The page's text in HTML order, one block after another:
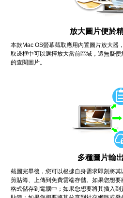
放大圖片便於
本款Mac OS螢幕截取應用內置圖片放大器
取邊框中可以選擇放大當前區域，這無疑
的查閱圖片。
多種圖片輸
截圖完畢後，您可以根據自身需求即刻將
剪貼簿、上傳到免費雲端存儲。如果您想
格式儲存到電腦中；如果您想要將其插入